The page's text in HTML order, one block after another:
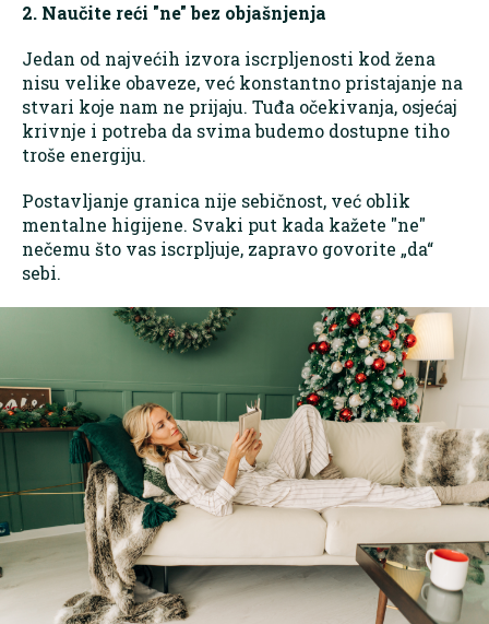
2. Naučite reći "ne" bez objašnjenja
Jedan od najvećih izvora iscrpljenosti kod žena
nisu velike obaveze, već konstantno pristajanje na
stvari koje nam ne prijaju. Tuđa očekivanja, osjećaj
krivnje i potreba da svima budemo dostupne tiho
troše energiju.
Postavljanje granica nije sebičnost, već oblik
mentalne higijene. Svaki put kada kažete "ne"
nečemu što vas iscrpljuje, zapravo govorite „da“
sebi.